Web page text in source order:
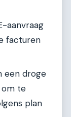
aanvraag
facturen
een droge
om te
plan